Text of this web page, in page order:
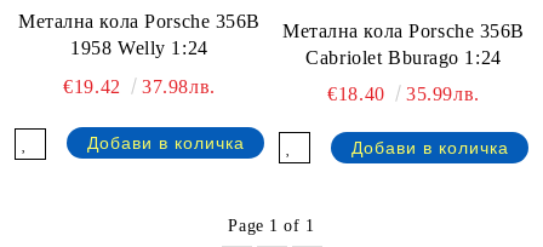
Метална кола Porsche 356B
1958 Welly 1:24
€19.42
37.98лв.
Метална кола Porsche 356B
Cabriolet Bburago 1:24
€18.40
35.99лв.
Page 1 of 1